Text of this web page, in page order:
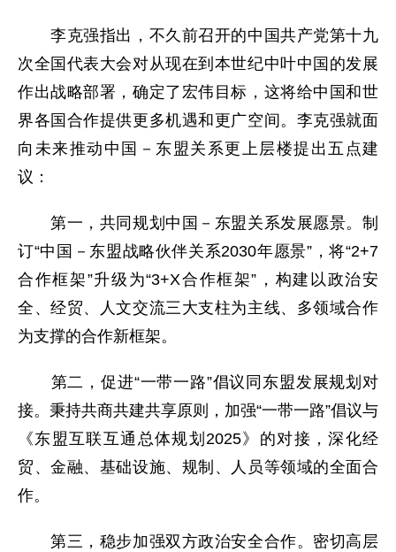
李克强指出，不久前召开的中国共产党第十九
次全国代表大会对从现在到本世纪中叶中国的发展
作出战略部署，确定了宏伟目标，这将给中国和世
界各国合作提供更多机遇和更广空间。李克强就面
向未来推动中国－东盟关系更上层楼提出五点建
议：
第一，共同规划中国－东盟关系发展愿景。制
订“中国－东盟战略伙伴关系2030年愿景”，将“2+7
合作框架”升级为“3+X合作框架”，构建以政治安
全、经贸、人文交流三大支柱为主线、多领域合作
为支撑的合作新框架。
第二，促进“一带一路”倡议同东盟发展规划对
接。秉持共商共建共享原则，加强“一带一路”倡议与
《东盟互联互通总体规划2025》的对接，深化经
贸、金融、基础设施、规制、人员等领域的全面合
作。
第三，稳步加强双方政治安全合作。密切高层